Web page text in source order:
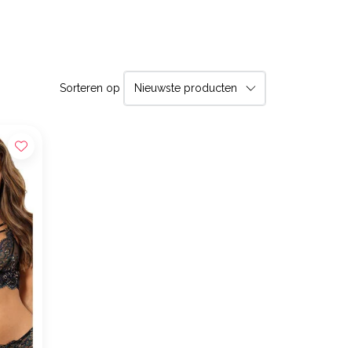
Sorteren op